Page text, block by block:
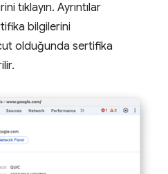
tıklayın. Ayrıntılar
bilgilerini
olduğunda sertifika